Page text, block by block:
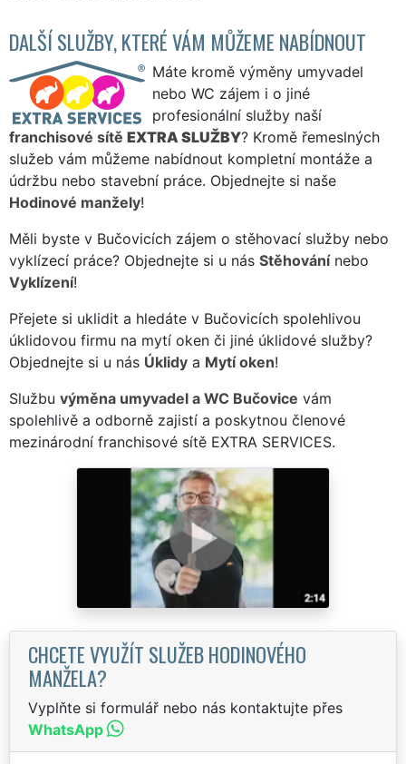
DALŠÍ SLUŽBY, KTERÉ VÁM MŮŽEME NABÍDNOUT
Máte kromě výměny umyvadel
nebo WC zájem i o jiné
profesionální služby naší
franchisové sítě EXTRA SLUŽBY? Kromě řemeslných
služeb vám můžeme nabídnout kompletní montáže a
údržbu nebo stavební práce. Objednejte si naše
Hodinové manžely!
Měli byste v Bučovicích zájem o stěhovací služby nebo
vyklízecí práce? Objednejte si u nás Stěhovánínebo
Vyklízení!
Přejete si uklidit a hledáte v Bučovicích spolehlivou
úklidovou firmu na mytí oken či jiné úklidové služby?
Objednejte si u nás Úklidy a Mytí oken!
Službu výměna umyvadel a WC Bučovice vám
spolehlivě a odborně zajistí a poskytnou členové
mezinárodní franchisové sítě EXTRA SERVICES.
CHCETE VYUŽÍT SLUŽEB HODINOVÉHO
MANŽELA?
Vyplňte si formulář nebo nás kontaktujte přes
WhatsApp